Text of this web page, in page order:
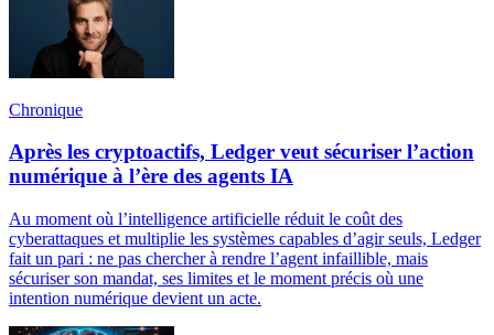
Chronique
Après les cryptoactifs, Ledger veut sécuriser l’action
numérique à l’ère des agents IA
Au moment où l’intelligence artificielle réduit le coût des
cyberattaques et multiplie les systèmes capables d’agir seuls, Ledger
fait un pari : ne pas chercher à rendre l’agent infaillible, mais
sécuriser son mandat, ses limites et le moment précis où une
intention numérique devient un acte.